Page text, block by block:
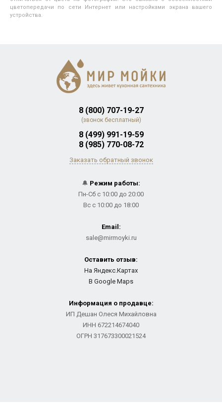
цветопередачи по сети Интернет или настройками экрана вашего
устройства.
8 (800) 707-19-27
(звонок бесплатный)
8 (499) 991-19-59
8 (985) 770-08-72
Заказать обратный звонок
🔔 Режим работы:
Пн-Сб с 10:00 до 20:00
Вс с 10:00 до 18:00
Email:
sale@mirmoyki.ru
Оставить отзыв:
На Яндекс.Картах
В Google Maps
Информация о продавце:
ИП Дешан Олеся Михайловна
ИНН 672214674040
ОГРН 317673300021524